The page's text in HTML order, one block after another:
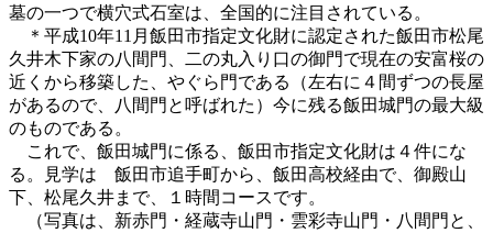
墓の一つで横穴式石室は、全国的に注目されている。
＊平成10年11月飯田市指定文化財に認定された飯田市松尾
久井木下家の八間門、二の丸入り口の御門で現在の安富桜の
近くから移築した、やぐら門である（左右に４間ずつの長屋
があるので、八間門と呼ばれた）今に残る飯田城門の最大級
のものである。
これで、飯田城門に係る、飯田市指定文化財は４件にな
る。見学は 飯田市追手町から、飯田高校経由で、御殿山
下、松尾久井まで、１時間コースです。
（写真は、新赤門・経蔵寺山門・雲彩寺山門・八間門と、